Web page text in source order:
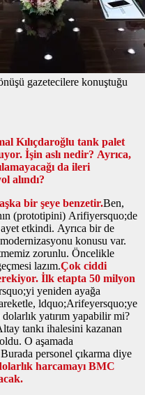
gazetecilere konuştuğu
Kılıçdaroğlu tank palet
İşin aslı nedir? Ayrıca,
da ileri
alındı?
bir şeye benzetir.Ben,
(prototipini) Arifiyersquo;de
etkindi. Ayrıca bir de
konusu var.
zorunlu. Öncelikle
lazım.Çok ciddi
İlk etapta 50 milyon
yeniden ayağa
ldquo;Arifeyersquo;ye
yatırım yapabilir mi?
tankı ihalesini kazanan
O aşamada
personel çıkarma diye
harcamayı BMC